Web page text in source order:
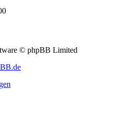
© phpBB Limited